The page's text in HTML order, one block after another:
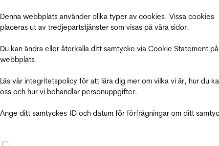
Denna webbplats använder olika typer av cookies. Vissa cookies
placeras ut av tredjepartstjänster som visas på våra sidor.
Du kan ändra eller återkalla ditt samtycke via Cookie Statement
webbplats.
Läs vår integritetspolicy för att lära dig mer om vilka vi är, hur du
oss och hur vi behandlar personuppgifter.
Ange ditt samtyckes-ID och datum för förfrågningar om ditt